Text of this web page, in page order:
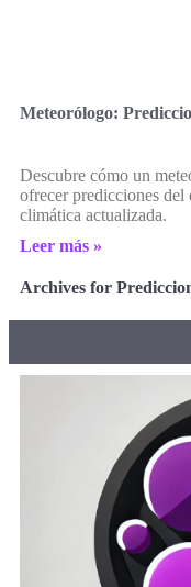
Meteorólogo:
Descubre cómo un
ofrecer predicciones
climática actualizada.
Leer más »
Archives for